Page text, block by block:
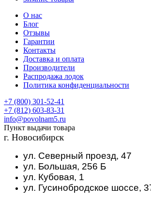
О нас
Блог
Отзывы
Гарантии
Контакты
Доставка и оплата
Производители
Распродажа лодок
Политика конфиденциальности
+7 (800) 301-52-41
+7 (812) 603-83-31
info@povolnam5.ru
Пункт выдачи товара
г. Новосибирск
ул. Северный проезд, 47
ул. Большая, 256 Б
ул. Кубовая, 1
ул. Гусинобродское шоссе,